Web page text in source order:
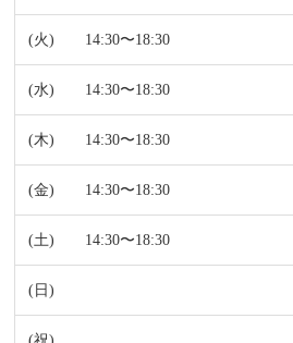
14:30〜18:30
14:30〜18:30
14:30〜18:30
14:30〜18:30
14:30〜18:30